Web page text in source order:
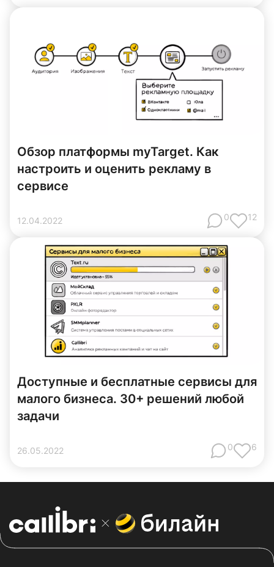
Обзор платформы myTarget. Как
настроить и оценить рекламу в
сервисе
12.04.2022 0 12
Доступные и бесплатные сервисы для
малого бизнеса. 30+ решений любой
задачи
26.05.2022 0 6